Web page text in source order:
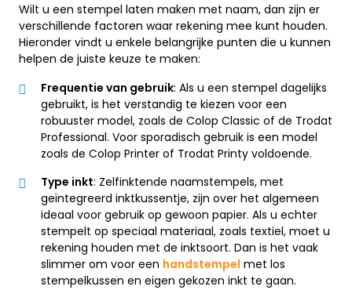
Wilt u een stempel laten maken met naam, dan zijn er
verschillende factoren waar rekening mee kunt houden.
Hieronder vindt u enkele belangrijke punten die u kunnen
helpen de juiste keuze te maken:
Frequentie van gebruik: Als u een stempel dagelijks
gebruikt, is het verstandig te kiezen voor een
robuuster model, zoals de Colop Classic of de Trodat
Professional. Voor sporadisch gebruik is een model
zoals de Colop Printer of Trodat Printy voldoende.
Type inkt: Zelfinktende naamstempels, met
geïntegreerd inktkussentje, zijn over het algemeen
ideaal voor gebruik op gewoon papier. Als u echter
stempelt op speciaal materiaal, zoals textiel, moet u
rekening houden met de inktsoort. Dan is het vaak
slimmer om voor een handstempel met los
stempelkussen en eigen gekozen inkt te gaan.